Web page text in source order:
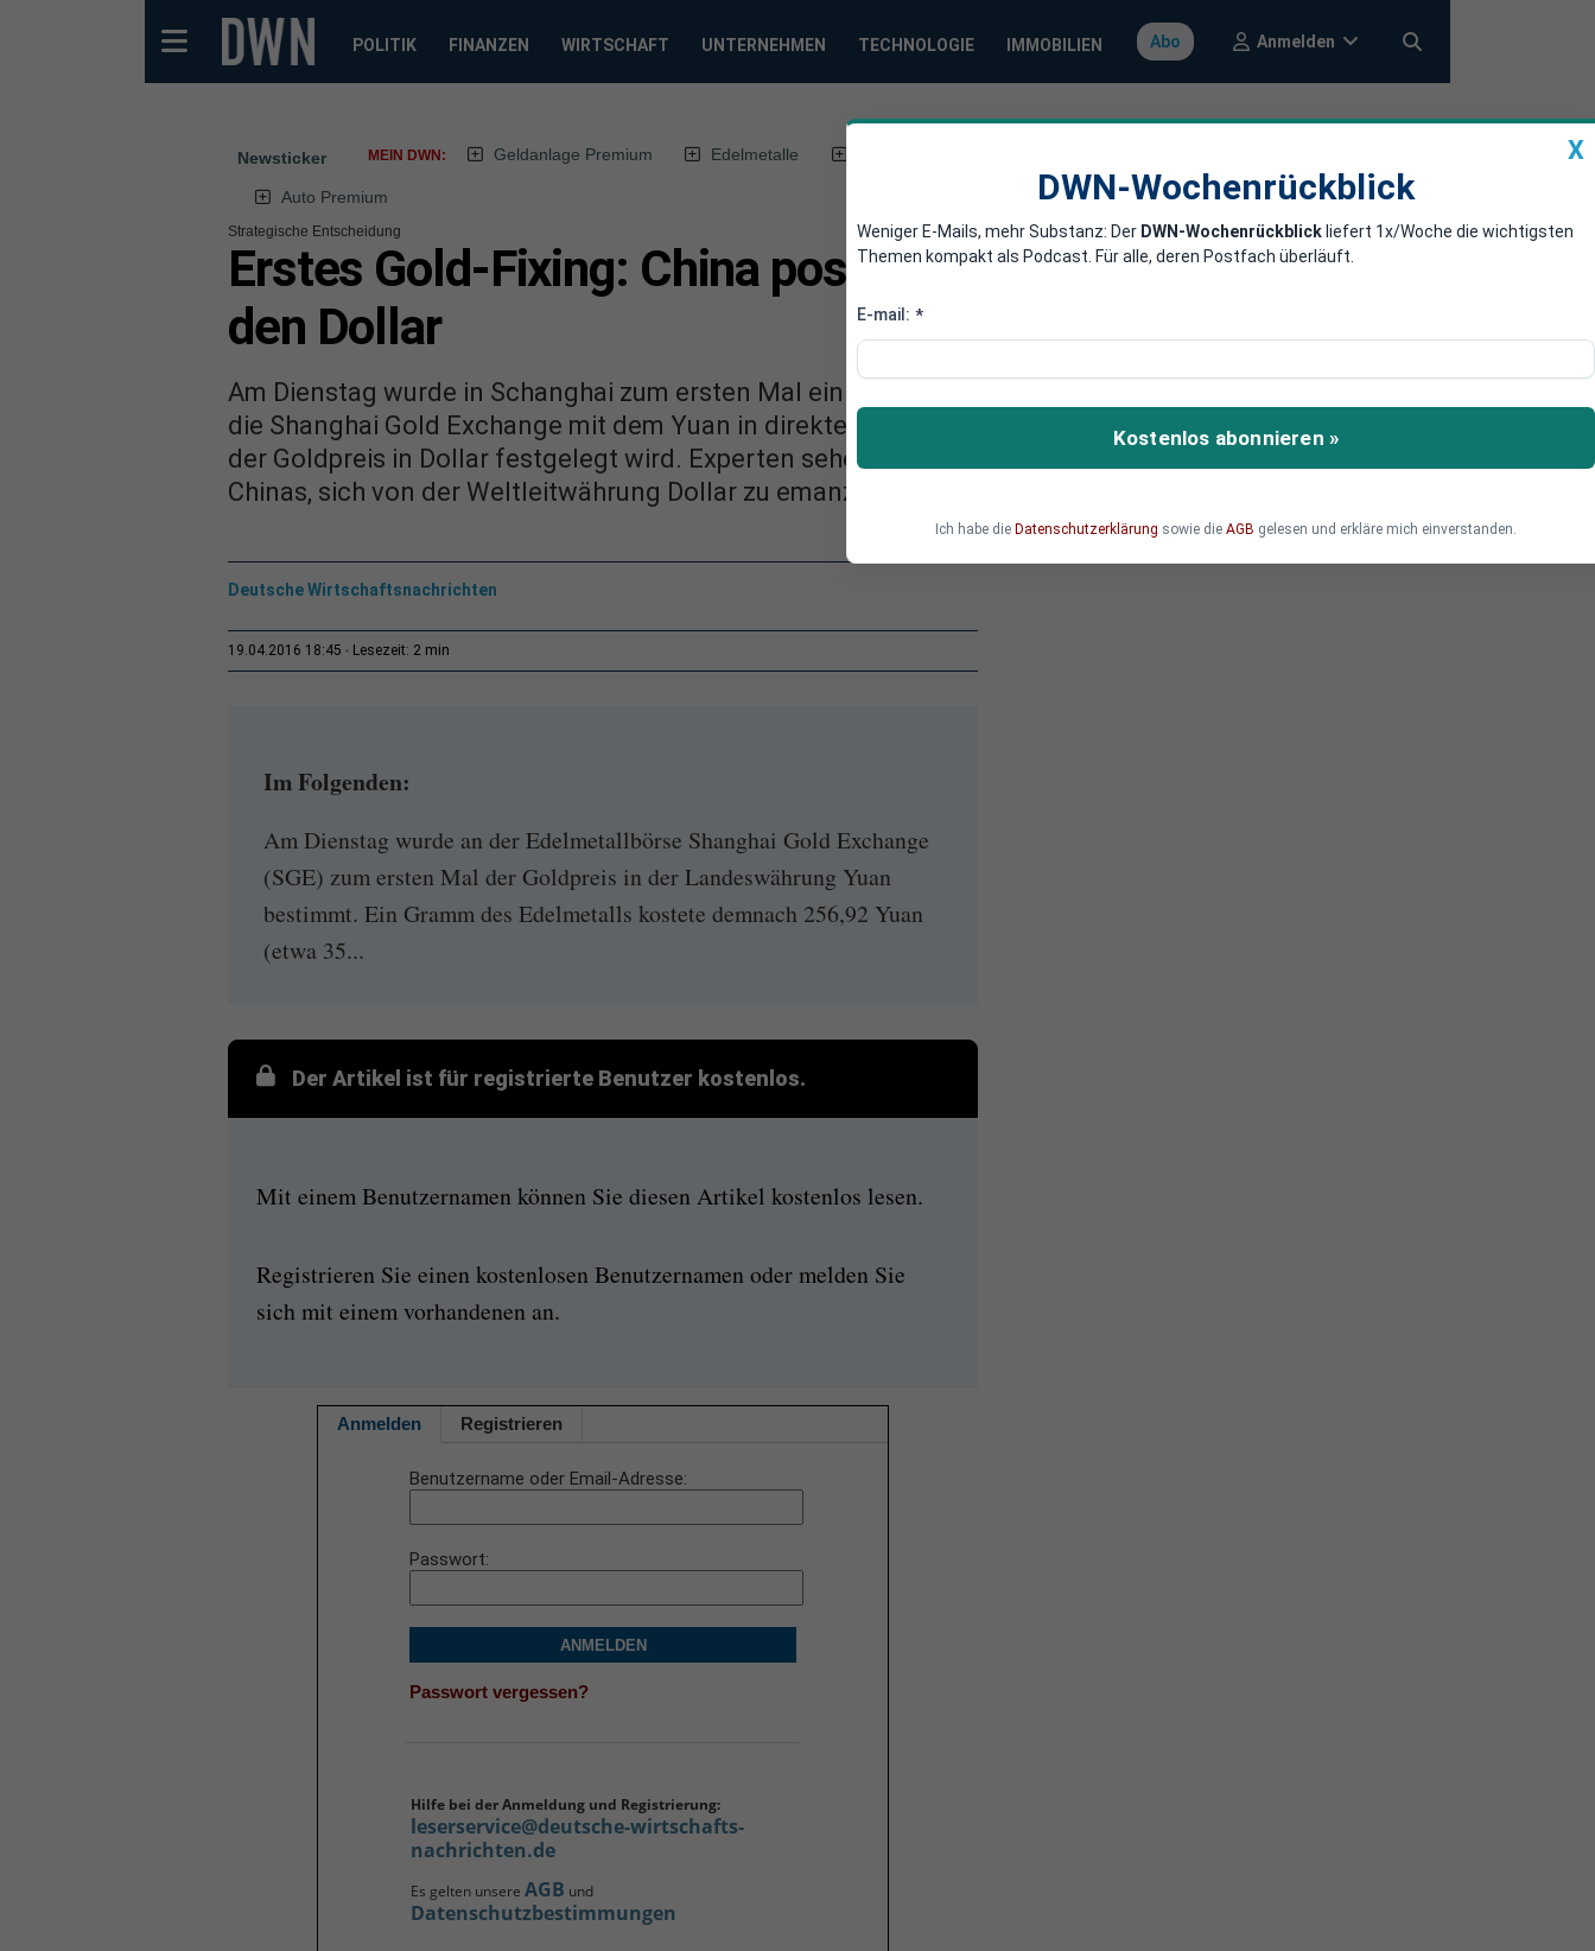
POLITIK FINANZEN WIRTSCHAFT UNTERNEHMEN TECHNOLOGIE IMMOBILIEN Abo Anmelden
Newsticker MEIN DWN: Geldanlage Premium Edelmetalle
Auto Premium
Strategische Entscheidung
Erstes Gold-Fixing: China positioniert den Yuan gegen
den Dollar
Am Dienstag wurde in Schanghai zum ersten Mal ein Referenzpreis für Gold bestimmt. Damit tritt
die Shanghai Gold Exchange mit dem Yuan in direkte Konkurrenz zum Handelsplatz London, wo
der Goldpreis in Dollar festgelegt wird. Experten sehen in dem Schritt eine weitere Maßnahme
Chinas, sich von der Weltleitwährung Dollar zu emanzipieren.
Deutsche Wirtschaftsnachrichten
19.04.2016 18:45 Lesezeit: 2 min
Im Folgenden:
Am Dienstag wurde an der Edelmetallbörse Shanghai Gold Exchange
(SGE) zum ersten Mal der Goldpreis in der Landeswährung Yuan
bestimmt. Ein Gramm des Edelmetalls kostete demnach 256,92 Yuan
(etwa 35...
Der Artikel ist für registrierte Benutzer kostenlos.
Mit einem Benutzernamen können Sie diesen Artikel kostenlos lesen.
Registrieren Sie einen kostenlosen Benutzernamen oder melden Sie
sich mit einem vorhandenen an.
Anmelden Registrieren
Benutzername oder Email-Adresse
Passwort
ANMELDEN
Passwort vergessen?
Hilfe bei der Anmeldung und Registrierung:
leserservice@deutsche-wirtschafts-
nachrichten.de
Es gelten unsere AGB und
Datenschutzbestimmungen
X
DWN-Wochenrückblick
Weniger E-Mails, mehr Substanz: Der DWN-Wochenrückblick liefert 1x/Woche die wichtigsten
Themen kompakt als Podcast. Für alle, deren Postfach überläuft.
E-mail: *
Kostenlos abonnieren »
Ich habe die Datenschutzerklärung sowie die AGB gelesen und erkläre mich einverstanden.